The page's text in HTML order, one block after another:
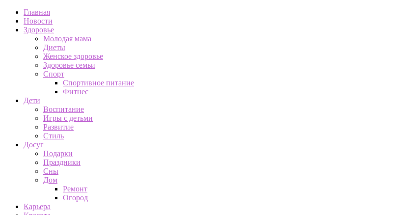
Главная
Новости
Здоровье
Молодая мама
Диеты
Женское здоровье
Здоровье семьи
Спорт
Спортивное питание
Фитнес
Дети
Воспитание
Игры с детьми
Развитие
Стиль
Досуг
Подарки
Праздники
Сны
Дом
Ремонт
Огород
Карьера